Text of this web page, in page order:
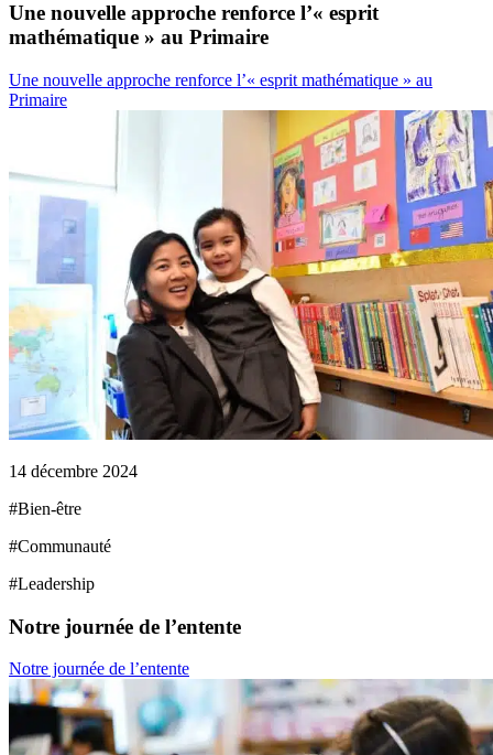
Une nouvelle approche renforce l’« esprit
mathématique » au Primaire
Une nouvelle approche renforce l’« esprit mathématique » au
Primaire
14 décembre 2024
#Bien-être
#Communauté
#Leadership
Notre journée de l’entente
Notre journée de l’entente